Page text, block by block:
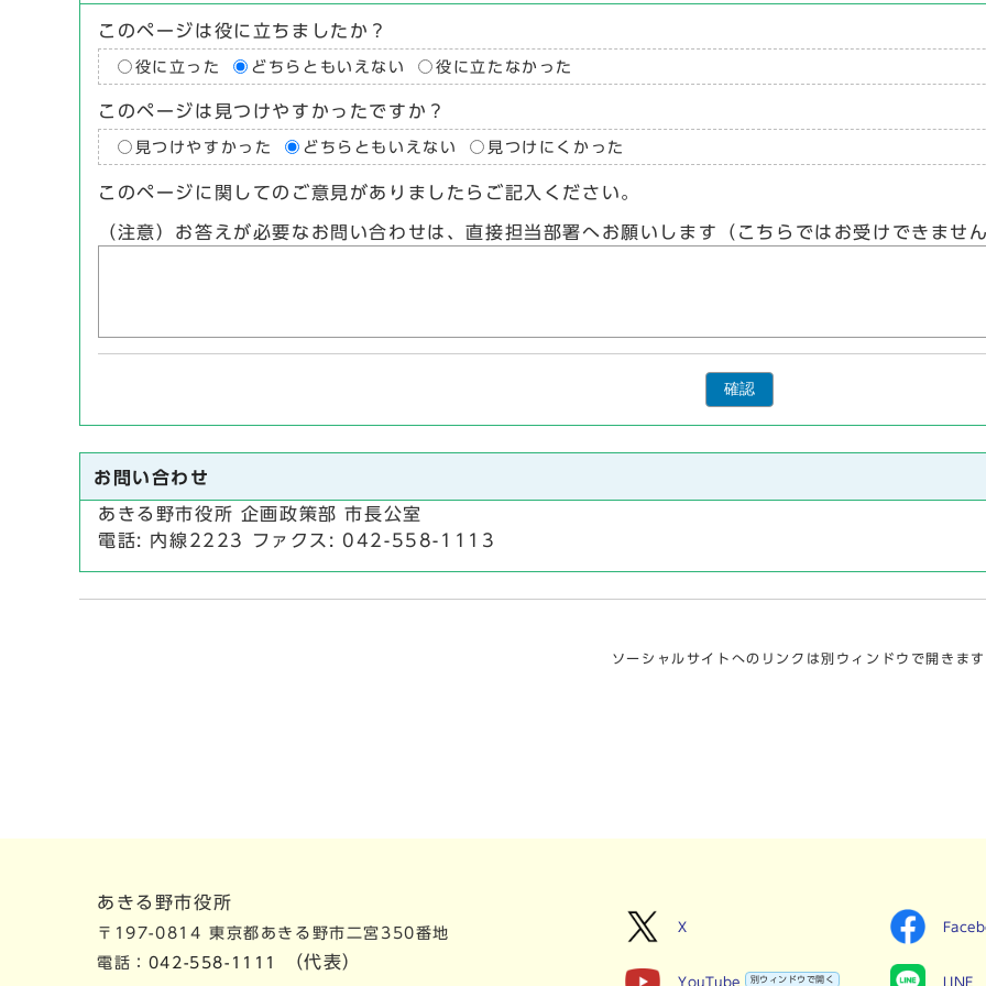
このページは役に立ちましたか？
役に立った どちらともいえない 役に立たなかった
このページは見つけやすかったですか？
見つけやすかった どちらともいえない 見つけにくかった
このページに関してのご意見がありましたらご記入ください。
（注意）お答えが必要なお問い合わせは、直接担当部署へお願いします（こちらではお受けできませ
確認
お問い合わせ
あきる野市役所 企画政策部 市長公室
電話: 内線2223 ファクス: 042-558-1113
ソーシャルサイトへのリンクは別ウィンドウで開きます
あきる野市役所
〒197-0814 東京都あきる野市二宮350番地
電話： 042-558-1111 （代表）
X
YouTube 別ウィンドウで開く LINE